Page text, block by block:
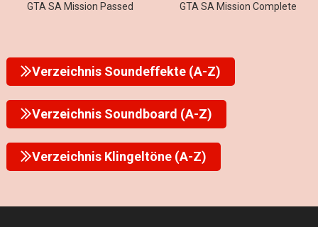
GTA SA Mission Passed GTA SA Mission Complete
Verzeichnis Soundeffekte (A-Z)
Verzeichnis Soundboard (A-Z)
Verzeichnis Klingeltöne (A-Z)